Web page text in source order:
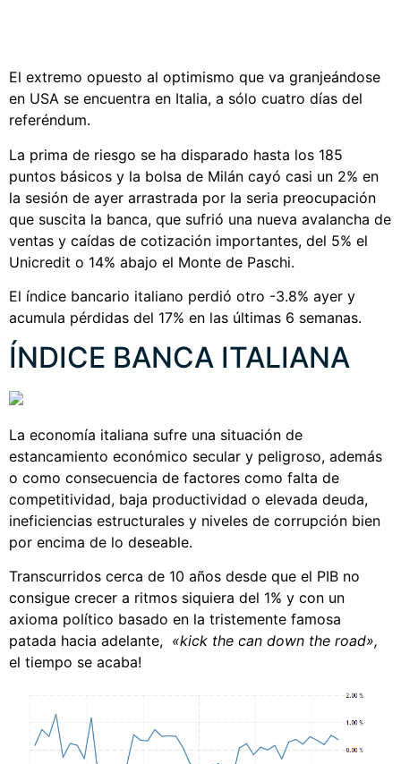
El extremo opuesto al optimismo que va granjeándose
en USA se encuentra en Italia, a sólo cuatro días del
referéndum.
La prima de riesgo se ha disparado hasta los 185
puntos básicos y la bolsa de Milán cayó casi un 2% en
la sesión de ayer arrastrada por la seria preocupación
que suscita la banca, que sufrió una nueva avalancha de
ventas y caídas de cotización importantes, del 5% el
Unicredit o 14% abajo el Monte de Paschi.
El índice bancario italiano perdió otro -3.8% ayer y
acumula pérdidas del 17% en las últimas 6 semanas.
ÍNDICE BANCA ITALIANA
La economía italiana sufre una situación de
estancamiento económico secular y peligroso, además
o como consecuencia de factores como falta de
competitividad, baja productividad o elevada deuda,
ineficiencias estructurales y niveles de corrupción bien
por encima de lo deseable.
Transcurridos cerca de 10 años desde que el PIB no
consigue crecer a ritmos siquiera del 1% y con un
axioma político basado en la tristemente famosa
patada hacia adelante, «kick the can down the road»,
el tiempo se acaba!